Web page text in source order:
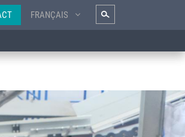
FRANÇAIS